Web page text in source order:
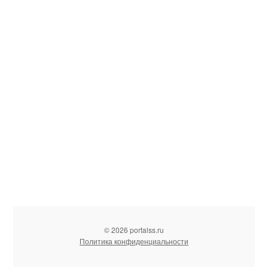
© 2026 portalss.ru
Политика конфиденциальности